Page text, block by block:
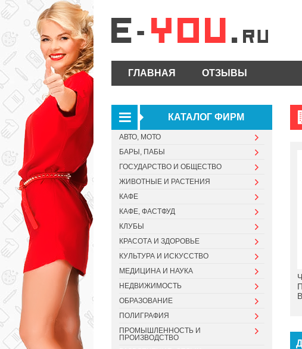
ГЛАВНАЯ ОТЗЫВЫ
КАТАЛОГ ФИРМ
АВТО, МОТО
БАРЫ, ПАБЫ
ГОСУДАРСТВО И ОБЩЕСТВО
ЖИВОТНЫЕ И РАСТЕНИЯ
КАФЕ
КАФЕ, ФАСТФУД
КЛУБЫ
КРАСОТА И ЗДОРОВЬЕ
КУЛЬТУРА И ИСКУССТВО
МЕДИЦИНА И НАУКА
НЕДВИЖИМОСТЬ
ОБРАЗОВАНИЕ
ПОЛИГРАФИЯ
ПРОМЫШЛЕННОСТЬ И
ПРОИЗВОДСТВО